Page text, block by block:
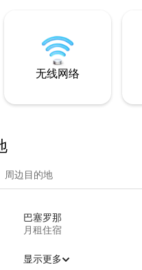
无线网络
周边目的地
巴塞罗那
月租住宿
显示更多